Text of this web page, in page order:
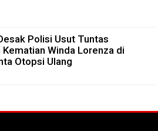
Polisi Usut Tuntas
Kematian Winda Lorenza di
Otopsi Ulang